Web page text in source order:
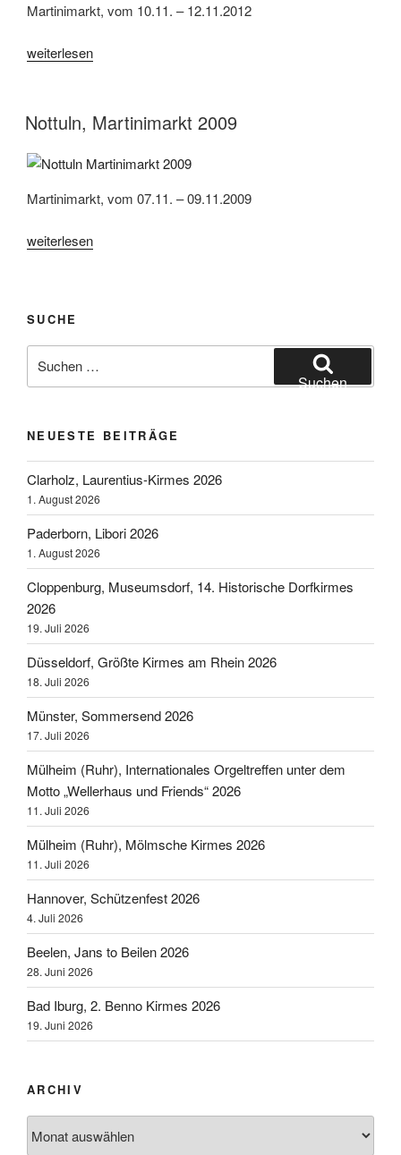
Martinimarkt, vom 10.11. – 12.11.2012
„Nottuln,
weiterlesen
Nottuln, Martinimarkt 2009
Martinimarkt, vom 07.11. – 09.11.2009
„Nottuln,
weiterlesen
SUCHE
nach:
Suchen
NEUESTE BEITRÄGE
Clarholz, Laurentius-Kirmes 2026
1. August 2026
Paderborn, Libori 2026
1. August 2026
Cloppenburg, Museumsdorf, 14. Historische Dorfkirmes
2026
19. Juli 2026
Düsseldorf, Größte Kirmes am Rhein 2026
18. Juli 2026
Münster, Sommersend 2026
17. Juli 2026
Mülheim (Ruhr), Internationales Orgeltreffen unter dem
Motto „Wellerhaus und Friends“ 2026
11. Juli 2026
Mülheim (Ruhr), Mölmsche Kirmes 2026
11. Juli 2026
Hannover, Schützenfest 2026
4. Juli 2026
Beelen, Jans to Beilen 2026
28. Juni 2026
Bad Iburg, 2. Benno Kirmes 2026
19. Juni 2026
ARCHIV